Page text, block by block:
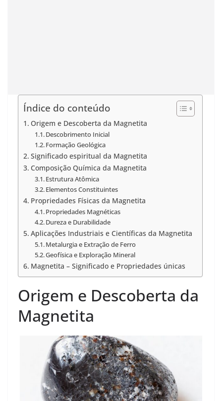
Índice do conteúdo
Origem e Descoberta da Magnetita
Descobrimento Inicial
Formação Geológica
Significado espiritual da Magnetita
Composição Química da Magnetita
Estrutura Atômica
Elementos Constituintes
Propriedades Físicas da Magnetita
Propriedades Magnéticas
Dureza e Durabilidade
Aplicações Industriais e Científicas da Magnetita
Metalurgia e Extração de Ferro
Geofísica e Exploração Mineral
Magnetita – Significado e Propriedades únicas
Origem e Descoberta da
Magnetita